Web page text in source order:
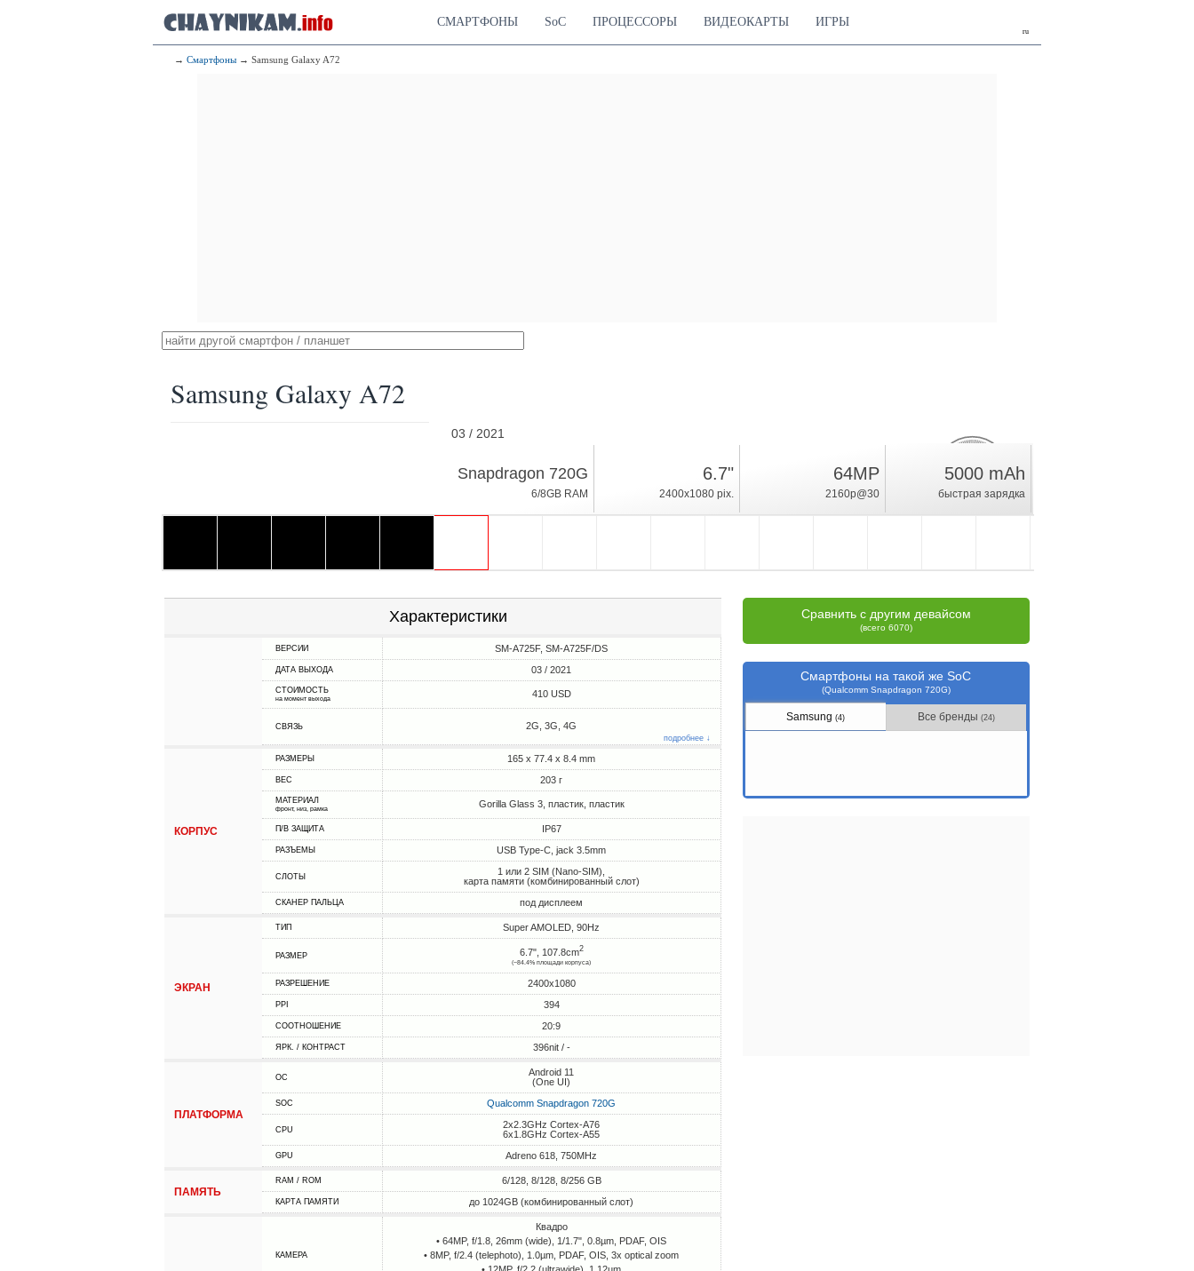
ru
СМАРТФОНЫ SoC ПРОЦЕССОРЫ ВИДЕОКАРТЫ ИГРЫ
→ Смартфоны → Samsung Galaxy A72
Samsung Galaxy A72
03 / 2021
Android 11, One UI
12.8
рейтинг
Snapdragon 720G
6/8GB RAM
6.7"
2400x1080 pix.
64MP
2160p@30
5000 mAh
быстрая зарядка
Характеристики
ВЕРСИИ SM-A725F, SM-A725F/DS
ДАТА ВЫХОДА 03 / 2021
СТОИМОСТЬ
на момент выхода 410 USD
СВЯЗЬ 2G, 3G, 4G
подробнее ↓
КОРПУС
РАЗМЕРЫ 165 x 77.4 x 8.4 mm
ВЕС 203 г
МАТЕРИАЛ
фронт, низ, рамка Gorilla Glass 3, пластик, пластик
П/В ЗАЩИТА IP67
РАЗЪЕМЫ USB Type-C, jack 3.5mm
СЛОТЫ
1 или 2 SIM (Nano-SIM),
карта памяти (комбинированный слот)
СКАНЕР ПАЛЬЦА под дисплеем
ЭКРАН
ТИП Super AMOLED, 90Hz
РАЗМЕР 6.7", 107.8cm2
(~84.4% площади корпуса)
РАЗРЕШЕНИЕ 2400x1080
PPI 394
СООТНОШЕНИЕ 20:9
ЯРК. / КОНТРАСТ 396nit / -
ПЛАТФОРМА
ОС
Android 11
(One UI)
SOC Qualcomm Snapdragon 720G
CPU
2x2.3GHz Cortex-A76
6x1.8GHz Cortex-A55
GPU Adreno 618, 750MHz
ПАМЯТЬ
RAM / ROM 6/128, 8/128, 8/256 GB
КАРТА ПАМЯТИ до 1024GB (комбинированный слот)
КАМЕРА
Квадро
• 64MP, f/1.8, 26mm (wide), 1/1.7", 0.8µm, PDAF, OIS
• 8MP, f/2.4 (telephoto), 1.0µm, PDAF, OIS, 3x optical zoom
Сравнить с другим девайсом
(всего 6070)
Смартфоны на такой же SoC
(Qualcomm Snapdragon 720G)
Samsung(4) Все бренды (24)